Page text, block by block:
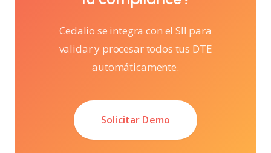
Cedalio se integra con el SII para
validar y procesar todos tus DTE
automáticamente.
Solicitar Demo